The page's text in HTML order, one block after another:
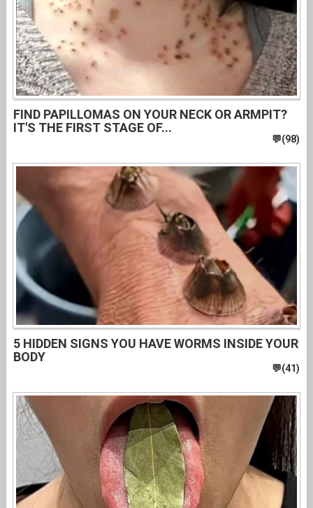
FIND PAPILLOMAS ON YOUR NECK OR ARMPIT?
IT'S THE FIRST STAGE OF...
5 HIDDEN SIGNS YOU HAVE WORMS INSIDE YOUR
BODY